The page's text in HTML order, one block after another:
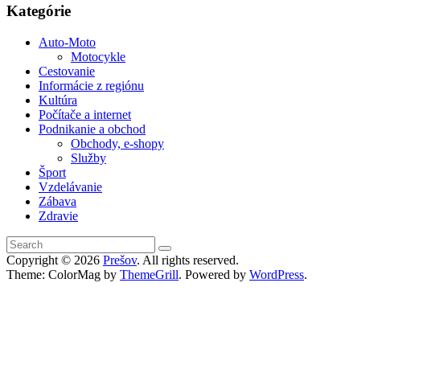
Kategórie
Auto-Moto
Motocykle
Cestovanie
Informácie z regiónu
Kultúra
Počítače a internet
Podnikanie a obchod
Obchody, e-shopy
Služby
Šport
Vzdelávanie
Zábava
Zdravie
Copyright © 2026 Prešov. All rights reserved.
Theme: ColorMag by ThemeGrill. Powered by WordPress.